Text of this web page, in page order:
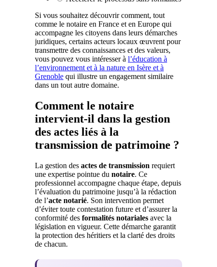
Si vous souhaitez découvrir comment, tout
comme le notaire en France et en Europe qui
accompagne les citoyens dans leurs démarches
juridiques, certains acteurs locaux œuvrent pour
transmettre des connaissances et des valeurs,
vous pouvez vous intéresser à l’éducation à
l’environnement et à la nature en Isère et à
Grenoble qui illustre un engagement similaire
dans un tout autre domaine.
Comment le notaire
intervient-il dans la gestion
des actes liés à la
transmission de patrimoine ?
La gestion des actes de transmission requiert
une expertise pointue du notaire. Ce
professionnel accompagne chaque étape, depuis
l’évaluation du patrimoine jusqu’à la rédaction
de l’acte notarié. Son intervention permet
d’éviter toute contestation future et d’assurer la
conformité des formalités notariales avec la
législation en vigueur. Cette démarche garantit
la protection des héritiers et la clarté des droits
de chacun.